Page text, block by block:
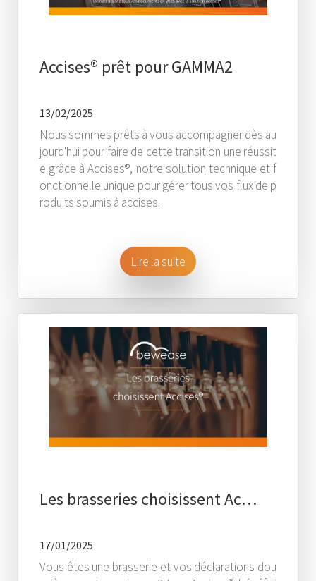
Accises® prêt pour GAMMA2
13/02/2025
Nous sommes prêts à vous accompagner dès au
jourd'hui pour faire de cette transition une réussit
e grâce à Accises®, notre solution technique et f
onctionnelle unique pour gérer tous vos flux de p
roduits soumis à accises.
Lire la suite
Les brasseries choisissent Ac…
17/01/2025
Vous êtes une brasserie et vos déclarations dou